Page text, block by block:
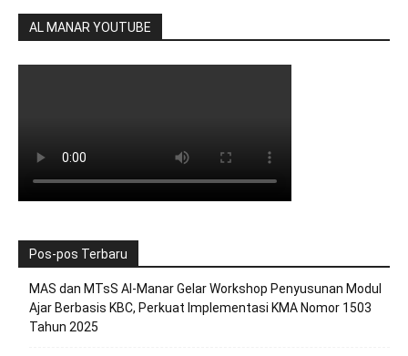
AL MANAR YOUTUBE
Pos-pos Terbaru
MAS dan MTsS Al-Manar Gelar Workshop Penyusunan Modul
Ajar Berbasis KBC, Perkuat Implementasi KMA Nomor 1503
Tahun 2025